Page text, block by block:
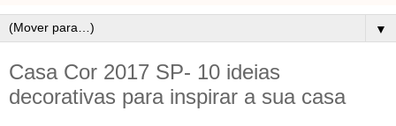
▼
Casa Cor 2017 SP- 10 ideias
decorativas para inspirar a sua casa